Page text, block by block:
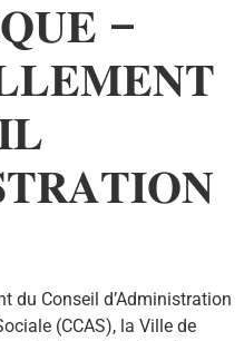
–
du Conseil d’Administration
(CCAS), la Ville de